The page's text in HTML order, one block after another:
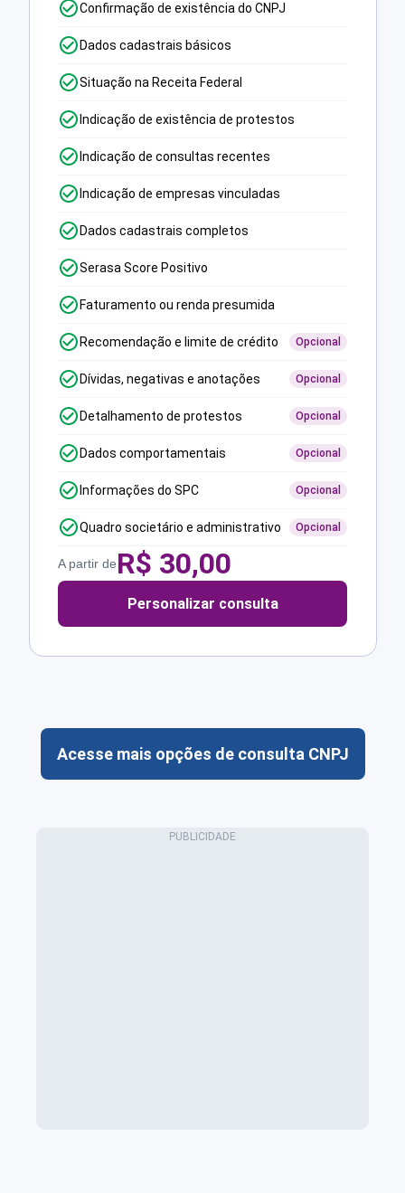
Confirmação de existência do CNPJ
Dados cadastrais básicos
Situação na Receita Federal
Indicação de existência de protestos
Indicação de consultas recentes
Indicação de empresas vinculadas
Dados cadastrais completos
Serasa Score Positivo
Faturamento ou renda presumida
Recomendação e limite de crédito Opcional
Dívidas, negativas e anotações Opcional
Detalhamento de protestos Opcional
Dados comportamentais Opcional
Informações do SPC Opcional
Quadro societário e administrativo Opcional
A partir deR$ 30,00
Personalizar consulta
Acesse mais opções de consulta CNPJ